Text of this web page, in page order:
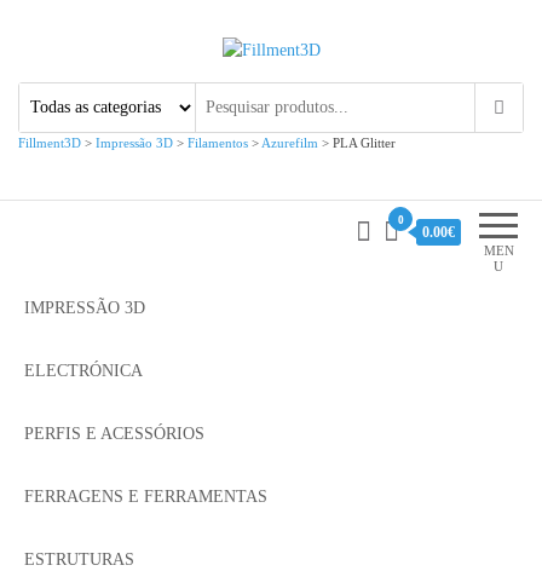
Fillment3D
Fillment3D > Impressão 3D > Filamentos > Azurefilm > PLA Glitter
MEN
U
0
0.00€
IMPRESSÃO 3D
ELECTRÓNICA
PERFIS E ACESSÓRIOS
FERRAGENS E FERRAMENTAS
ESTRUTURAS